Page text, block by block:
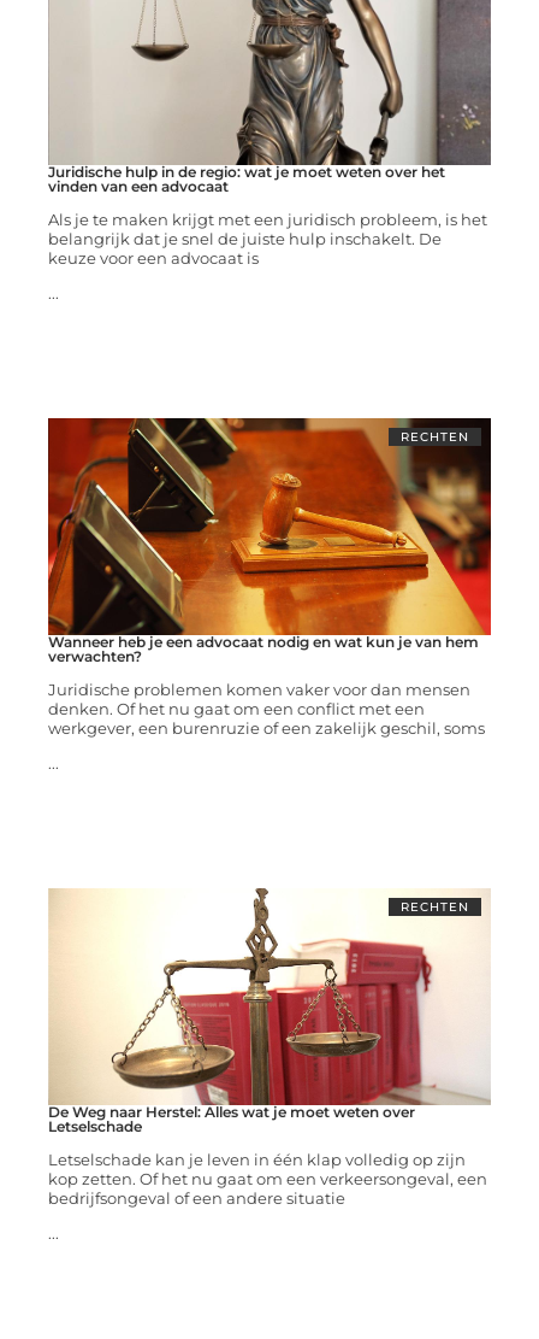
Juridische hulp in de regio: wat je moet weten over het
vinden van een advocaat
Als je te maken krijgt met een juridisch probleem, is het
belangrijk dat je snel de juiste hulp inschakelt. De
keuze voor een advocaat is
...
RECHTEN
Wanneer heb je een advocaat nodig en wat kun je van hem
verwachten?
Juridische problemen komen vaker voor dan mensen
denken. Of het nu gaat om een conflict met een
werkgever, een burenruzie of een zakelijk geschil, soms
...
RECHTEN
De Weg naar Herstel: Alles wat je moet weten over
Letselschade
Letselschade kan je leven in één klap volledig op zijn
kop zetten. Of het nu gaat om een verkeersongeval, een
bedrijfsongeval of een andere situatie
...